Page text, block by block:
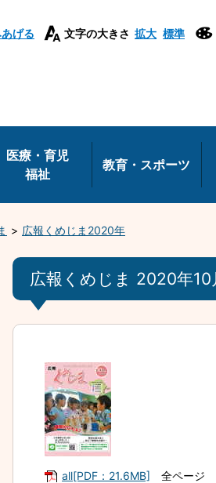
げる 文字の大きさ 拡大 標準
医療・育児
福祉
教育・スポーツ
広報くめじま2020年
広報くめじま 2020年10
all[PDF：21.6MB] 全ページ